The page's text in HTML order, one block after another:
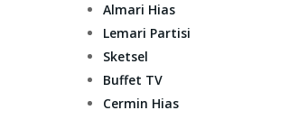
Almari Hias
Lemari Partisi
Sketsel
Buffet TV
Cermin Hias